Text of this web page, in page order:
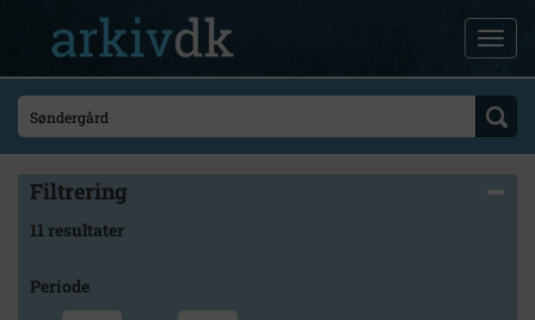
Filtrering
11 resultater
Periode